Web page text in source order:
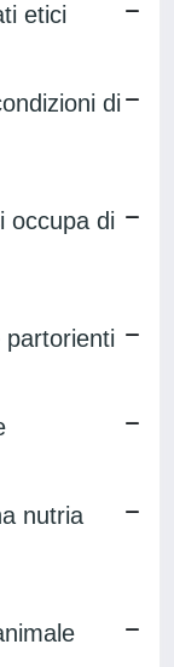
etici
di
occupa di
partorienti
nutria